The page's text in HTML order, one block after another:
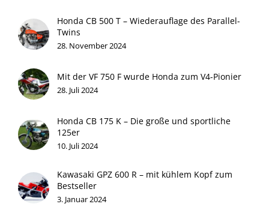
Honda CB 500 T – Wiederauflage des Parallel-
Twins
28. November 2024
Mit der VF 750 F wurde Honda zum V4-Pionier
28. Juli 2024
Honda CB 175 K – Die große und sportliche
125er
10. Juli 2024
Kawasaki GPZ 600 R – mit kühlem Kopf zum
Bestseller
3. Januar 2024